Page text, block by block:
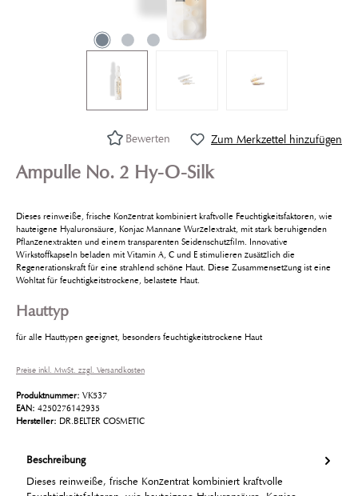
Zum Merkzettel hinzufügen
Bewerten
Ampulle No. 2 Hy-O-Silk
Dieses reinweiße, frische Konzentrat kombiniert kraft­volle Feuchtigkeitsfaktoren, wie
hauteigene Hyaluronsäure, Konjac Mannane Wurzelextrakt, mit stark beruhigenden
Pflanzenextrakten und einem transpa­renten Seidenschutzfilm. Innovative
Wirkstoffkapseln beladen mit Vitamin A, C und E stimulieren zusätzlich die
Regenerationskraft für eine strahlend schöne Haut. Diese Zusammensetzung ist eine
Wohltat für feuchtigkeitstrockene, be­lastete Haut.
Hauttyp
für alle Hauttypen geeignet, besonders feuchtigkeitstrockene Haut
Preise inkl. MwSt. zzgl. Versandkosten
Produktnummer: VK537
EAN: 4250276142935
Hersteller: DR.BELTER COSMETIC
Beschreibung
Dieses reinweiße, frische Konzentrat kombiniert kraft­volle